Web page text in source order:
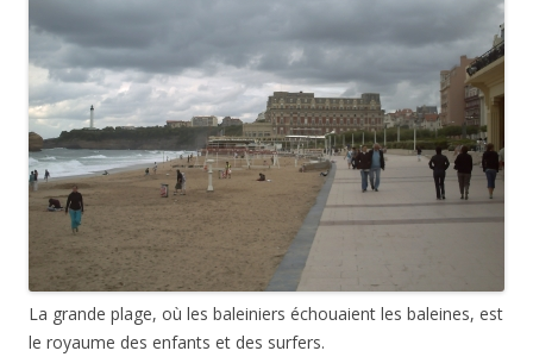
La grande plage, où les baleiniers échouaient les baleines, est
le royaume des enfants et des surfers.